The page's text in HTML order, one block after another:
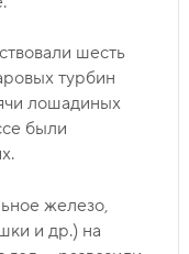
шесть
турбин
лошадиных
были
железо,
и др.) на